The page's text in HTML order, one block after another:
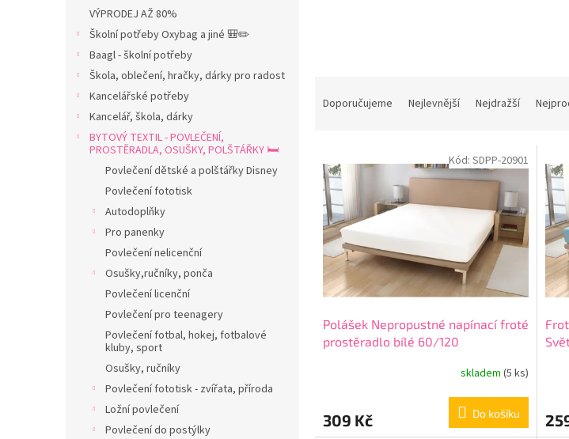
VÝPRODEJ AŽ 80%
Školní potřeby Oxybag a jiné 🎒✏️
Baagl - školní potřeby
Škola, oblečení, hračky, dárky pro radost
Kancelářské potřeby
Kancelář, škola, dárky
BYTOVÝ TEXTIL - POVLEČENÍ,
PROSTĚRADLA, OSUŠKY, POLŠTÁŘKY 🛏️
Povlečení dětské a polštářky Disney
Povlečení fototisk
Autodoplňky
Pro panenky
Povlečení nelicenční
Osušky,ručníky, ponča
Povlečení licenční
Povlečení pro teenagery
Povlečení fotbal, hokej, fotbalové
kluby, sport
Osušky, ručníky
Povlečení fototisk - zvířata, příroda
Ložní povlečení
Povlečení do postýlky
p
Doporučujeme Nejlevnější Nejdražší
p
p
Polášek Nepropustné napínací froté
prostěradlo bílé 60/120
skladem (5 ks)
309 Kč Do košíku
Kód: SDPP-20901